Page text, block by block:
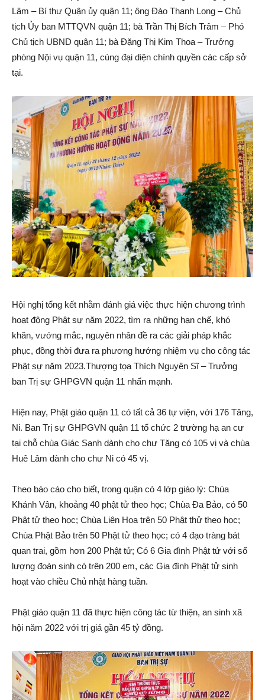
Lâm – Bí thư Quận ủy quận 11; ông Đào Thanh Long – Chủ
tịch Ủy ban MTTQVN quận 11; bà Trần Thị Bích Trâm – Phó
Chủ tịch UBND quận 11; bà Đặng Thị Kim Thoa – Trưởng
phòng Nội vụ quận 11, cùng đại diện chính quyền các cấp sở
tại.
Hội nghị tổng kết nhằm đánh giá việc thực hiện chương trình
hoạt động Phật sự năm 2022, tìm ra những hạn chế, khó
khăn, vướng mắc, nguyên nhân đề ra các giải pháp khắc
phục, đồng thời đưa ra phương hướng nhiệm vụ cho công tác
Phật sự năm 2023.Thượng tọa Thích Nguyên Sĩ – Trưởng
ban Trị sự GHPGVN quận 11 nhấn mạnh.
Hiện nay, Phật giáo quận 11 có tất cả 36 tự viện, với 176 Tăng,
Ni. Ban Trị sự GHPGVN quận 11 tổ chức 2 trường hạ an cư
tại chỗ chùa Giác Sanh dành cho chư Tăng có 105 vị và chùa
Huê Lâm dành cho chư Ni có 45 vị.
Theo báo cáo cho biết, trong quận có 4 lớp giáo lý: Chùa
Khánh Vân, khoảng 40 phật tử theo học; Chùa Đa Bảo, có 50
Phật tử theo học; Chùa Liên Hoa trên 50 Phật thử theo học;
Chùa Phật Bảo trên 50 Phật tử theo học; có 4 đạo tràng bát
quan trai, gồm hơn 200 Phật tử; Có 6 Gia đình Phật tử với số
lượng đoàn sinh có trên 200 em, các Gia đình Phật tử sinh
hoạt vào chiều Chủ nhật hàng tuần.
Phật giáo quận 11 đã thực hiện công tác từ thiện, an sinh xã
hội năm 2022 với trị giá gần 45 tỷ đồng.